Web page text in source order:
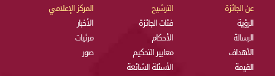
عن الجائزة
الرؤية
الرسالة
الأهداف
القيمة
الترشيح
فئات الجائزة
الأحكام
معايير التحكيم
الأسئلة الشائعة
المركز الإعلامي
الأخبار
مرئيات
صور